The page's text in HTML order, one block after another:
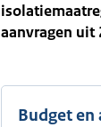
aanvragen uit
Budget en